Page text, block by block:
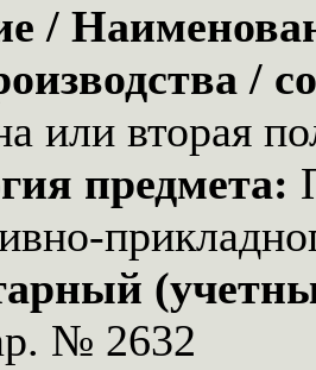
/
/
или вторая
предмета:
№ 2632